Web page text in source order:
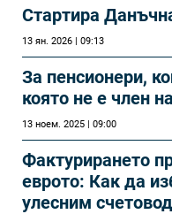
Стартира
13 ян. 2026 | 09:13
За пенсионери,
която не е член
13 ноем. 2025 | 09:00
Фактурирането
еврото: Как да
улесним